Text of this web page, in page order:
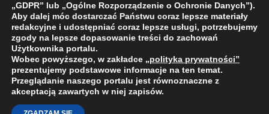
O NAS
REDAKCJA POLITYKA PRYWATNOŚCI
„GDPR” lub „Ogólne Rozporządzenie o Ochronie Danych”).
Aby dalej móc dostarczać Państwu coraz lepsze materiały
redakcyjne i udostępniać coraz lepsze usługi, potrzebujemy
zgody na lepsze dopasowanie treści do zachowań
Użytkownika portalu.
Wobec powyższego, w zakładce „polityka prywatności”
prezentujemy podstawowe informacje na ten temat.
Przeglądanie naszego portalu jest równoznaczne z
akceptacją zawartych w niej zapisów.